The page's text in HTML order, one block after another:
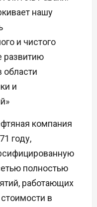
нашу
и чистого
развитию
области
и
компания
году,
полностью
работающих
в